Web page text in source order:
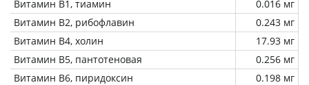
Витамин В1, тиамин
0.016 мг
Витамин В2, рибофлавин
0.243 мг
Витамин В4, холин
17.93 мг
Витамин В5, пантотеновая
0.256 мг
Витамин В6, пиридоксин
0.198 мг